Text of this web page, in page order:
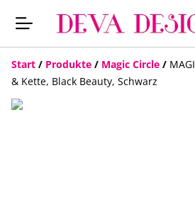
Start / Produkte / Magic Circle /
& Kette, Black Beauty, Schwarz